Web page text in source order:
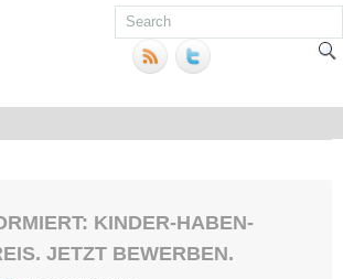
KINDER-HABEN-
JETZT BEWERBEN.